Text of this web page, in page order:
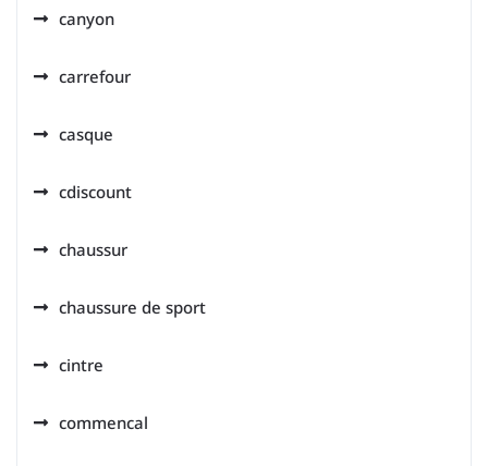
canyon
carrefour
casque
cdiscount
chaussur
chaussure de sport
cintre
commencal